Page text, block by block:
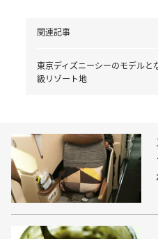
関連記事
東京ディズニーシーのモデルと
級リゾート地